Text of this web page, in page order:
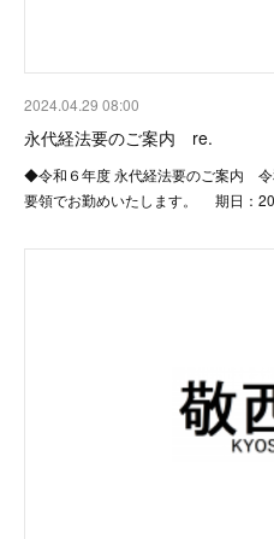
2024.04.29 08:00
永代経法要のご案内 re.
◆令和６年度 永代経法要のご案内 令
要領でお勤めいたします。 期日